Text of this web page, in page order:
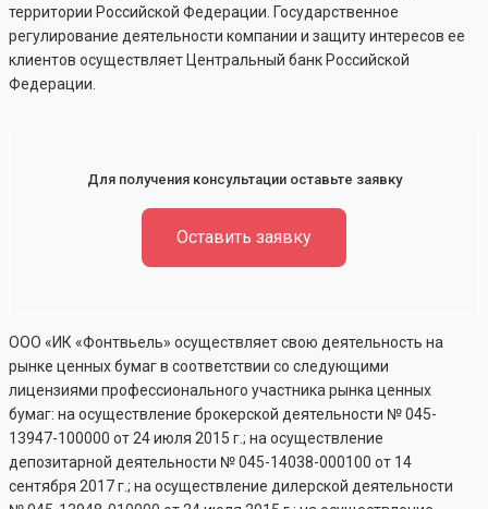
территории Российской Федерации. Государственное
регулирование деятельности компании и защиту интересов ее
клиентов осуществляет Центральный банк Российской
Федерации.
Для получения консультации оставьте заявку
Оставить заявку
ООО «ИК «Фонтвьель» осуществляет свою деятельность на
рынке ценных бумаг в соответствии со следующими
лицензиями профессионального участника рынка ценных
бумаг: на осуществление брокерской деятельности №045-
13947-100000 от 24 июля 2015 г.; на осуществление
депозитарной деятельности №045-14038-000100 от 14
сентября 2017 г.; на осуществление дилерской деятельности